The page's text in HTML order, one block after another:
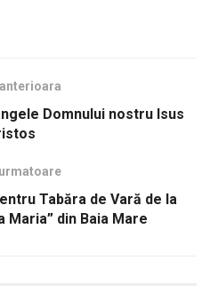
Domnului nostru Isus
Tabăra de Vară de la
Maria” din Baia Mare